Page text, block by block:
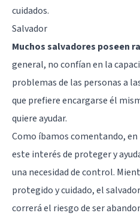
cuidados.
Salvador
Muchos salvadores poseen
general, no confían en la
problemas de las personas a
que prefiere encargarse él
quiere ayudar.
Como íbamos comentando, en
este interés de proteger y
una necesidad de control.
protegido y cuidado, el
correrá el riesgo de ser